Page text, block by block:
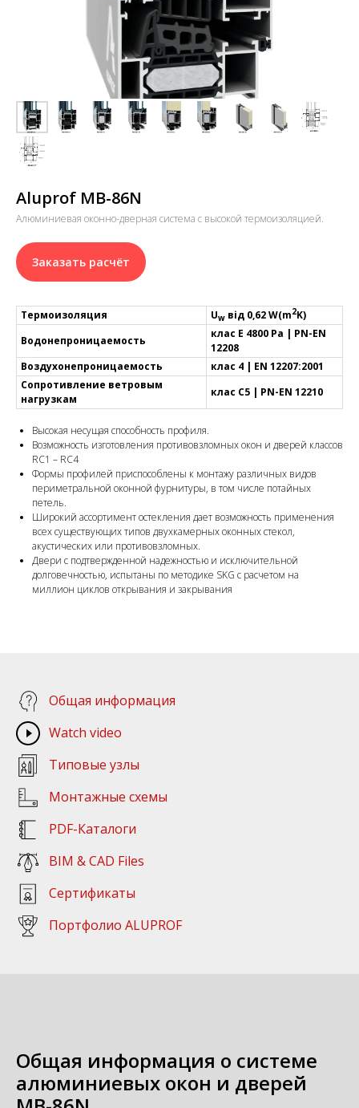
Aluprof MB-86N
Алюминиевая оконно-дверная система с высокой термоизоляцией.
Заказать расчёт
Термоизоляция Uw від 0,62 W(m2K)
Водонепроницаемость
клас E 4800 Pa | PN-EN
12208
Воздухонепроницаемость
клас 4 | EN 12207:2001
Сопротивление ветровым
нагрузкам
клас C5 | PN-EN 12210
Высокая несущая способность профиля.
Возможность изготовления противовзломных окон и дверей классов
RC1 – RC4
Формы профилей приспособлены к монтажу различных видов
периметральной оконной фурнитуры, в том числе потайных
петель.
Широкий ассортимент остекления дает возможность применения
всех существующих типов двухкамерных оконных стекол,
акустических или противовзломных.
Двери с подтвержденной надежностью и исключительной
долговечностью, испытаны по методике SKG с расчетом на
миллион циклов открывания и закрывания
Общая информация
Watch video
Типовые узлы
Монтажные схемы
PDF-Каталоги
BIM & CAD Files
Сертификаты
Портфолио ALUPROF
Общая информация о системе
алюминиевых окон и дверей